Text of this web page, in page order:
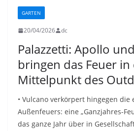
GARTEN
20/04/2026 dc
Palazzetti: Apollo
bringen das Feuer in
Mittelpunkt des
• Vulcano verkörpert hingegen die
Außenfeuers: eine „Ganzjahres-
das ganze Jahr über in